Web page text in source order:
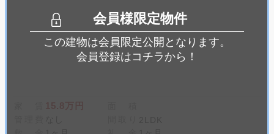
会員様限定物件
この建物は会員限定公開となります。
会員登録はコチラから！